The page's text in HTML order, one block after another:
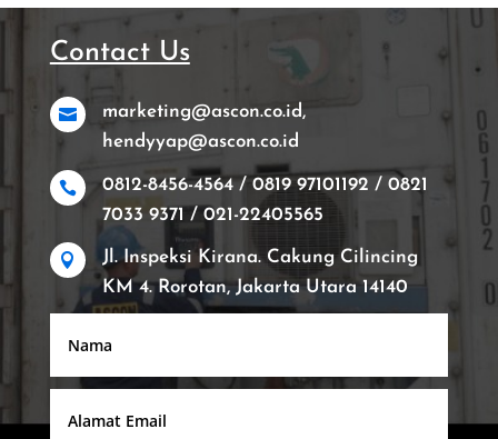
Contact Us

marketing@ascon.co.id,
hendyyap@ascon.co.id

0812-8456-4564 / 0819 97101192 / 0821
7033 9371 / 021-22405565

Jl. Inspeksi Kirana. Cakung Cilincing
KM 4. Rorotan, Jakarta Utara 14140